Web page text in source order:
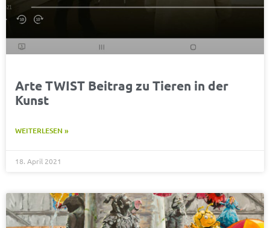
Arte TWIST Beitrag zu Tieren in der
Kunst
WEITERLESEN »
18. April 2021